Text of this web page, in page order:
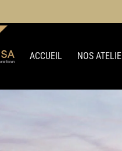
ACCUEIL NOS